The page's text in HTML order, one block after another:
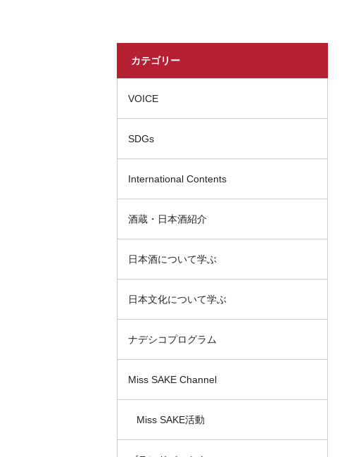
カテゴリー
VOICE
SDGs
International Contents
酒蔵・日本酒紹介
日本酒について学ぶ
日本文化について学ぶ
ナデシコプログラム
Miss SAKE Channel
Miss SAKE活動